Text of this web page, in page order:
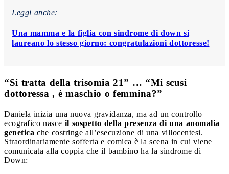
Leggi anche:
Una mamma e la figlia con sindrome di down si
laureano lo stesso giorno: congratulazioni dottoresse!
“Si tratta della trisomia 21” … “Mi scusi
dottoressa , è maschio o femmina?”
Daniela inizia una nuova gravidanza, ma ad un controllo
ecografico nasce il sospetto della presenza di una anomalia
genetica che costringe all’esecuzione di una villocentesi.
Straordinariamente sofferta e comica è la scena in cui viene
comunicata alla coppia che il bambino ha la sindrome di
Down: